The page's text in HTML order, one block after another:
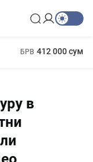
БРВ 412 000 сум
в